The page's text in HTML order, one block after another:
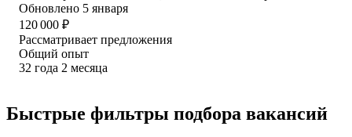
Обновлено 5 января
120 000 ₽
Рассматривает предложения
Общий опыт
32 года 2 месяца
Быстрые фильтры подбора вакансий